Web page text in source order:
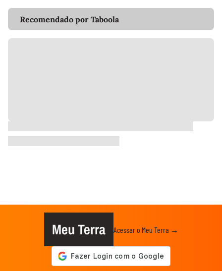
Recomendado por Taboola
Meu Terra Acessar o Meu Terra →